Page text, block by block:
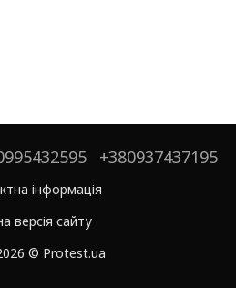
+380937437195
інформація
версія сайту
© Protest.ua